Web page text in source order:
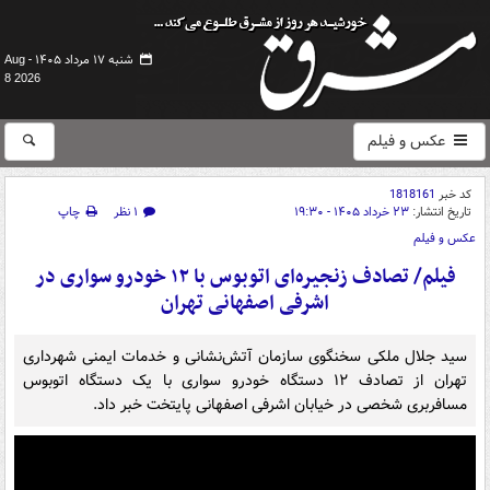
شنبه ۱۷ مرداد ۱۴۰۵ -
Aug
8 2026
عکس و فیلم
کد خبر 1818161
تاریخ انتشار: ۲۳ خرداد ۱۴۰۵ - ۱۹:۳۰ ۱ نظر
چاپ
عکس و فیلم
فیلم/ تصادف زنجیره‌ای اتوبوس با ۱۲ خودرو سواری در
اشرفی اصفهانی تهران
سید جلال ملکی سخنگوی سازمان آتش‌نشانی و خدمات ایمنی شهرداری
تهران از تصادف ۱۲ دستگاه خودرو سواری با یک دستگاه اتوبوس
مسافربری شخصی در خیابان اشرفی اصفهانی پایتخت خبر داد.